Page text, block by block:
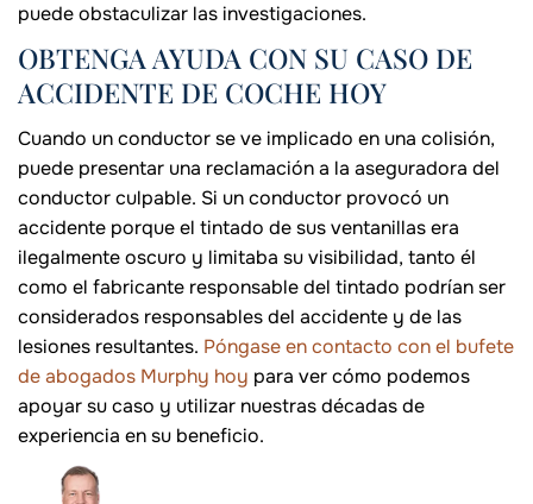
puede obstaculizar las investigaciones.
OBTENGA AYUDA CON SU CASO DE
ACCIDENTE DE COCHE HOY
Cuando un conductor se ve implicado en una colisión,
puede presentar una reclamación a la aseguradora del
conductor culpable. Si un conductor provocó un
accidente porque el tintado de sus ventanillas era
ilegalmente oscuro y limitaba su visibilidad, tanto él
como el fabricante responsable del tintado podrían ser
considerados responsables del accidente y de las
lesiones resultantes. Póngase en contacto con el bufete
de abogados Murphy hoy para ver cómo podemos
apoyar su caso y utilizar nuestras décadas de
experiencia en su beneficio.